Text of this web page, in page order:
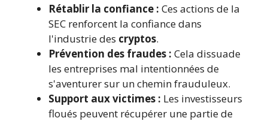
Rétablir la confiance : Ces actions de la
SEC renforcent la confiance dans
l'industrie des cryptos.
Prévention des fraudes : Cela dissuade
les entreprises mal intentionnées de
s'aventurer sur un chemin frauduleux.
Support aux victimes : Les investisseurs
floués peuvent récupérer une partie de